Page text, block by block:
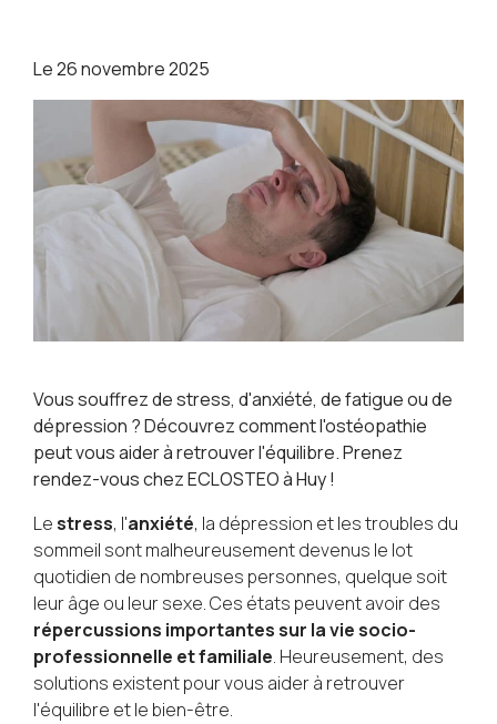
Le26 novembre 2025
Vous souffrez de stress, d'anxiété, de fatigue ou de
dépression ? Découvrez comment l'ostéopathie
peut vous aider à retrouver l'équilibre. Prenez
rendez-vous chez ECLOSTEO à Huy !
Lestress, l'anxiété, la dépression et les troubles du
sommeil sont malheureusement devenus le lot
quotidien de nombreuses personnes, quelque soit
leur âge ou leur sexe. Ces états peuvent avoir des
répercussions importantes sur la vie socio-
professionnelle et familiale. Heureusement, des
solutions existent pour vous aider à retrouver
l'équilibre et le bien-être.